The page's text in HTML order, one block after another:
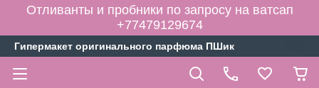
Отливанты и пробники по запросу на ватсап
+77479129674
Гипермакет оригинального парфюма ПШик